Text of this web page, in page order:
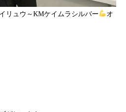
リュウ～KMケイムラシルバー
オ